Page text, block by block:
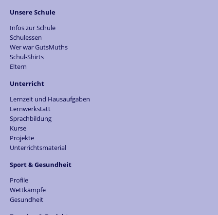
Unsere Schule
Infos zur Schule
Schulessen
Wer war GutsMuths
Schul-Shirts
Eltern
Unterricht
Lernzeit und Hausaufgaben
Lernwerkstatt
Sprachbildung
Kurse
Projekte
Unterrichtsmaterial
Sport & Gesundheit
Profile
Wettkämpfe
Gesundheit